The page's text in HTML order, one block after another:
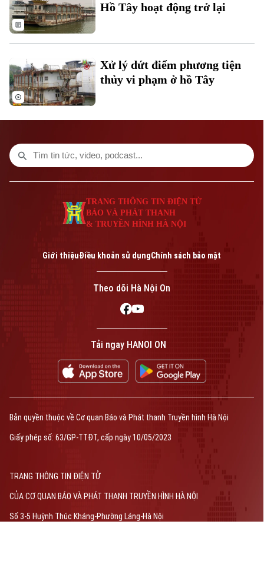
Bản quyền thuộc về Cơ quan Báo và Phát thanh Truyền hình Hà Nội Giấy
TRANG THÔNG TIN ĐIỆN TỬ
CỦA CƠ QUAN BÁO VÀ PHÁT THANH TRUYỀN HÌNH HÀ NỘI
Số 3-5 Huỳnh Thúc Kháng-Phường Láng-Hà Nội
Hồ Tây hoạt động trở lại
Xử lý dứt điểm phương tiện
thủy vi phạm ở hồ Tây
TRANG THÔNG TIN ĐIỆN TỬ
BÁO VÀ PHÁT THANH
& TRUYỀN HÌNH HÀ NỘI
Giới thiệuĐiều khoản sử dụngChính sách bảo mật
Theo dõi Hà Nội On
Tải ngay HANOI ON
Bản quyền thuộc về Cơ quan Báo và Phát thanh Truyền hình Hà Nội
Giấy phép số: 63/GP-TTĐT, cấp ngày 10/05/2023
TRANG THÔNG TIN ĐIỆN TỬ
CỦA CƠ QUAN BÁO VÀ PHÁT THANH TRUYỀN HÌNH HÀ NỘI
Số 3-5 Huỳnh Thúc Kháng-Phường Láng-Hà Nội